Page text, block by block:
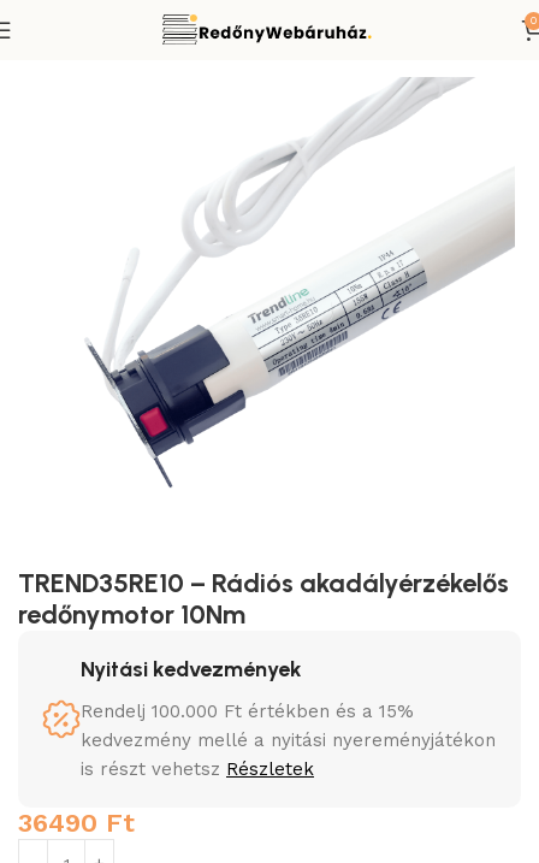
0
Redőnymotor Trendline típusú redőnymotorok
TREND35RE10 – Rádiós akadályérzékelős
redőnymotor 10Nm
Nyitási kedvezmények
Rendelj 100.000 Ft értékben és a 15%
kedvezmény mellé a nyitási nyereményjátékon
is részt vehetsz Részletek
36490 Ft